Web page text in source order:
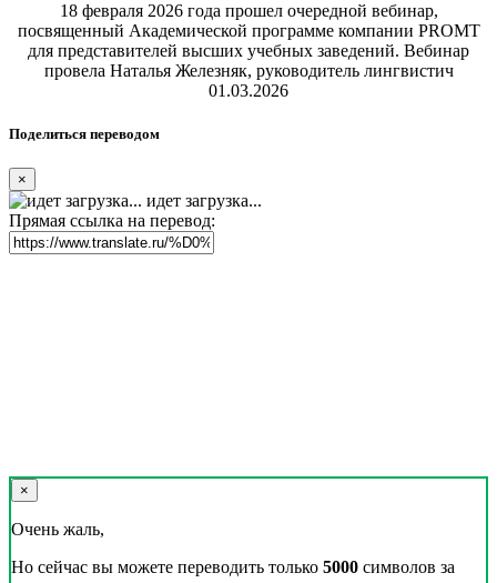
18 февраля 2026 года прошел очередной вебинар,
посвященный Академической программе компании PROMT
для представителей высших учебных заведений. Вебинар
провела Наталья Железняк, руководитель лингвистич
01.03.2026
Поделиться переводом
×
идет загрузка...
Прямая ссылка на перевод:
×
Очень жаль,
Но сейчас вы можете переводить только 5000 символов за